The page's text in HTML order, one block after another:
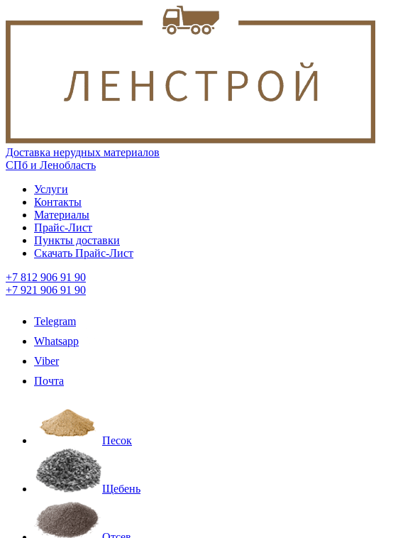
Доставка нерудных материалов
СПб и Ленобласть
Услуги
Контакты
Материалы
Прайс-Лист
Пункты доставки
Скачать Прайс-Лист
+7 812 906 91 90
+7 921 906 91 90
Telegram
Whatsapp
Viber
Почта
Песок
Щебень